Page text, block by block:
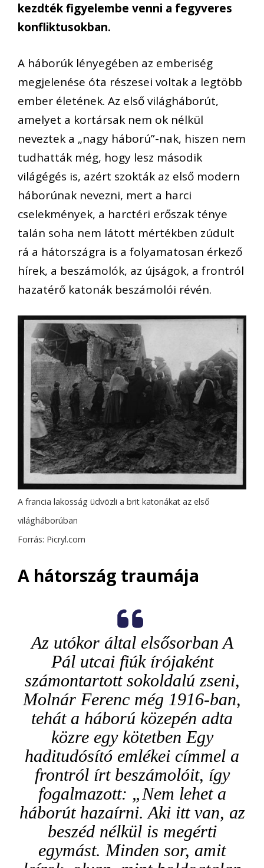
kezdték figyelembe venni a fegyveres
konfliktusokban.
A háborúk lényegében az emberiség
megjelenése óta részesei voltak a legtöbb
ember életének. Az első világháborút,
amelyet a kortársak nem ok nélkül
neveztek a „nagy háború”-nak, hiszen nem
tudhatták még, hogy lesz második
világégés is, azért szokták az első modern
háborúnak nevezni, mert a harci
cselekmények, a harctéri erőszak ténye
talán soha nem látott mértékben zúdult
rá a hátországra is a folyamatosan érkező
hírek, a beszámolók, az újságok, a frontról
hazatérő katonák beszámolói révén.
A francia lakosság üdvözli a brit katonákat az első
világháborúban
Forrás: Picryl.com
A hátország traumája
Az utókor által elsősorban A
Pál utcai fiúk írójaként
számontartott sokoldalú zseni,
Molnár Ferenc még 1916-ban,
tehát a háború közepén adta
közre egy kötetben Egy
haditudósító emlékei címmel a
frontról írt beszámolóit, így
fogalmazott: „Nem lehet a
háborút hazaírni. Aki itt van, az
beszéd nélkül is megérti
egymást. Minden sor, amit